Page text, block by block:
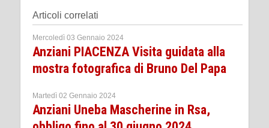
Articoli correlati
Mercoledì 03 Gennaio 2024
Anziani PIACENZA Visita guidata alla
mostra fotografica di Bruno Del Papa
Martedì 02 Gennaio 2024
Anziani Uneba Mascherine in Rsa,